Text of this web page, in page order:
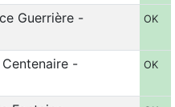
Guerrière -
OK
-
OK